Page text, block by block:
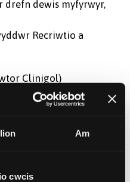
Am
cwcis
drefn dewis myfyrwyr,
Recriwtio a
Clinigol)